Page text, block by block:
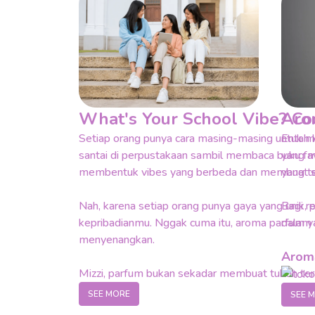
What's Your School Vibe?
Setiap orang punya cara masing-masing untuk
santai di perpustakaan sambil membaca buku
membentuk vibes yang berbeda dan membuat
Nah, karena setiap orang punya gaya yang
kepribadianmu. Nggak cuma itu, aroma parfum
menyenangkan.
Mizzi, parfum bukan sekadar membuat tubuh
berinteraksi dengan teman, guru, maupun
kegiatan, dan menemukan hal-hal yang kamu
SEE MORE
Entah
yang
yang
Bagi
dalam
SEE